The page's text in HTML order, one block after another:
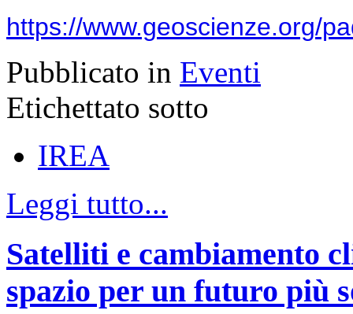
https://www.geoscienze.org/
Pubblicato in Eventi
Etichettato sotto
IREA
Leggi tutto...
Satelliti e cambiamento
spazio per un futuro più